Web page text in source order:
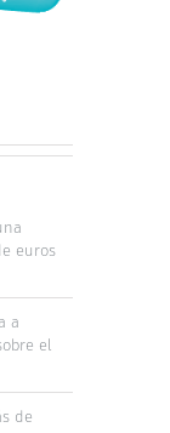
euros
a
el
de